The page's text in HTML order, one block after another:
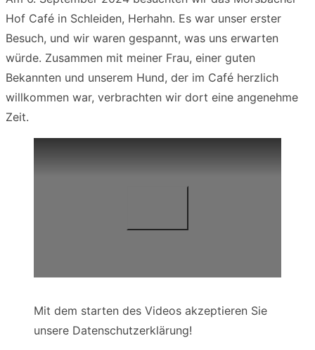
Hof Café in Schleiden, Herhahn. Es war unser erster
Besuch, und wir waren gespannt, was uns erwarten
würde. Zusammen mit meiner Frau, einer guten
Bekannten und unserem Hund, der im Café herzlich
willkommen war, verbrachten wir dort eine angenehme
Zeit.
Mit dem starten des Videos akzeptieren Sie
unsere Datenschutzerklärung!